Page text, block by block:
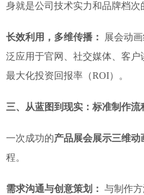
身就是公司技术实力和品牌档次
长效利用，多维传播：
展会动
泛应用于官网、社交媒体、客户
最大化投资回报率（ROI）。
三、从蓝图到现实：标准制作流
一次成功的产品展会展示三维动
程。
需求沟通与创意策划： 与制作